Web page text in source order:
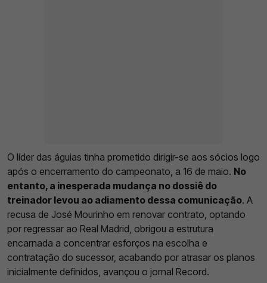
O líder das águias tinha prometido dirigir-se aos sócios logo
após o encerramento do campeonato, a 16 de maio. No
entanto, a inesperada mudança no dossiê do
treinador levou ao adiamento dessa comunicação. A
recusa de José Mourinho em renovar contrato, optando
por regressar ao Real Madrid, obrigou a estrutura
encarnada a concentrar esforços na escolha e
contratação do sucessor, acabando por atrasar os planos
inicialmente definidos, avançou o jornal Record.